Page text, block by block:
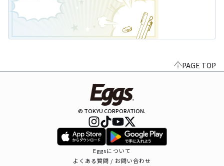
PAGE TOP
© TOKYU CORPORATION.
Eggsについて
よくある質問 / お問い合わせ